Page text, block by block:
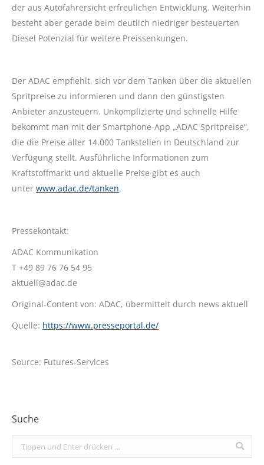
der aus Autofahrersicht erfreulichen Entwicklung. Weiterhin
besteht aber gerade beim deutlich niedriger besteuerten
Diesel Potenzial für weitere Preissenkungen.
Der ADAC empfiehlt, sich vor dem Tanken über die aktuellen
Spritpreise zu informieren und dann den günstigsten
Anbieter anzusteuern. Unkomplizierte und schnelle Hilfe
bekommt man mit der Smartphone-App „ADAC Spritpreise“,
die die Preise aller 14.000 Tankstellen in Deutschland zur
Verfügung stellt. Ausführliche Informationen zum
Kraftstoffmarkt und aktuelle Preise gibt es auch
unter www.adac.de/tanken.
Pressekontakt:
ADAC Kommunikation
T +49 89 76 76 54 95
aktuell@adac.de
Original-Content von: ADAC, übermittelt durch news aktuell
Quelle: https://www.presseportal.de/
Source: Futures-Services
Suche
Search: